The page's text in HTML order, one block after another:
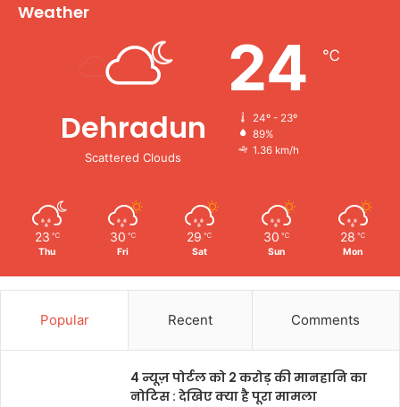
Weather
Dehradun
Scattered Clouds
24 ℃
24º - 23º
89%
1.36 km/h
23 ℃
Thu
30 ℃
Fri
29 ℃
Sat
30 ℃
Sun
28 ℃
Mon
Popular Recent Comments
4 न्यूज़ पोर्टल को 2 करोड़ की मानहानि का
नोटिस : देखिए क्या है पूरा मामला